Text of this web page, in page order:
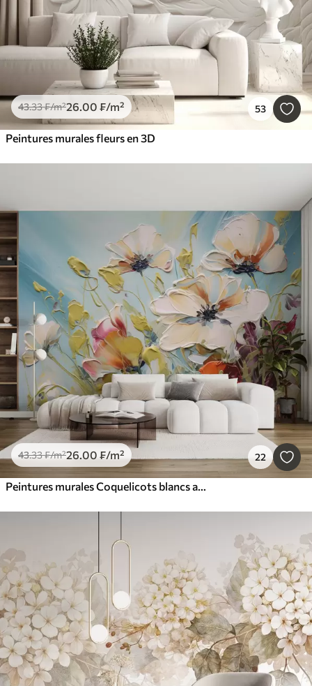
43.33₣/m²26.00 ₣/m² 53
Peintures murales fleurs en 3D
43.33₣/m²26.00 ₣/m² 22
Peintures murales Coquelicots blancs abstraits sur fond bleu, imitation de coups de pinceau